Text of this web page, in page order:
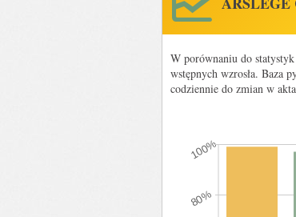
W porównaniu do statystyk
wstępnych wzrosła. Baza
codziennie do zmian w